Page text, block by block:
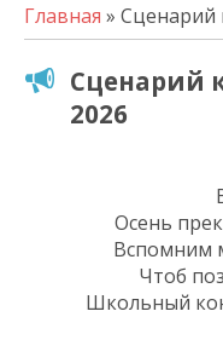
Главная » Сценарий
Сценарий
2026
Осень
Вспомним
Чтоб
Школьный